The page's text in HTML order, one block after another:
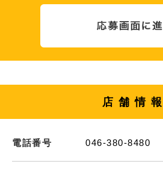
店舗情報
電話番号 046-380-8480